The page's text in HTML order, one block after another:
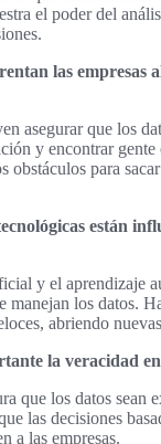
el poder del
las empresas
asegurar que los
y encontrar gente
obstáculos para
están
y el aprendizaje
manejan los datos.
abriendo
la veracidad
que los datos sean
las decisiones
a las empresas.